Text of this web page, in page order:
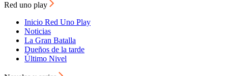
Red uno play
Inicio Red Uno Play
Noticias
La Gran Batalla
Dueños de la tarde
Último Nivel